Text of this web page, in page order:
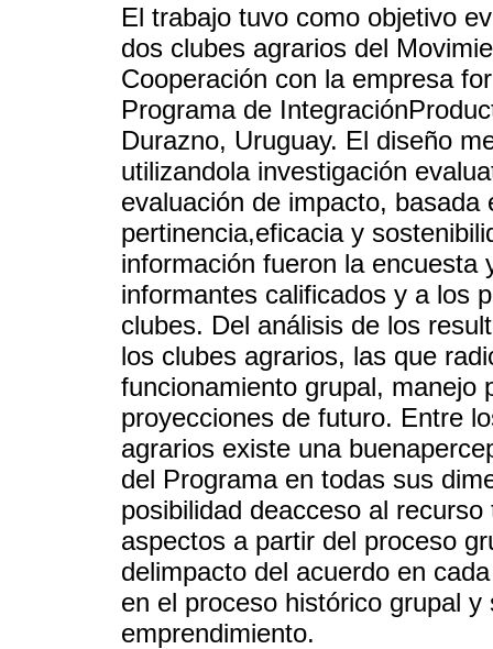
El trabajo tuvo como objetivo
dos clubes agrarios del
Cooperación con la empresa
Programa de
Durazno, Uruguay. El diseño
utilizandola investigación
evaluación de impacto, basada
pertinencia,eficacia y
información fueron la encuesta
informantes calificados y a los
clubes. Del análisis de los
los clubes agrarios, las que
funcionamiento grupal, manejo
proyecciones de futuro. Entre
agrarios existe una
del Programa en todas sus
posibilidad deacceso al
aspectos a partir del proceso
delimpacto del acuerdo en
en el proceso histórico grupal
emprendimiento.